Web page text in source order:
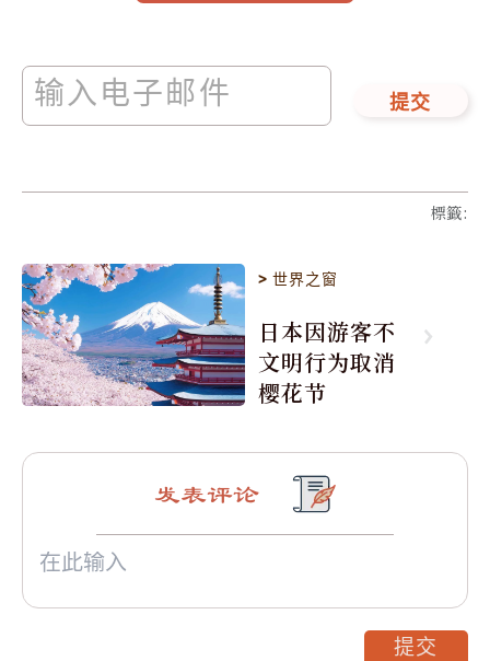
提交
標籤:
>世界之窗
日本因游客不
文明行为取消
樱花节
发表评论
提交